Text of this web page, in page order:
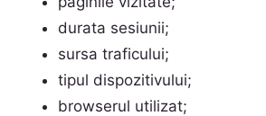
durata sesiunii;
sursa traficului;
tipul dispozitivului;
browserul utilizat;